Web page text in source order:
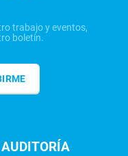
trabajo y eventos,
boletín.